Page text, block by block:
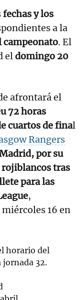
fechas y los
a la
campeonato. El
eldomingo 20
afrontará el
72 horas
cuartos de final
Rangers
por su
tras
para las
,
16 en
horario del
jornada 32.